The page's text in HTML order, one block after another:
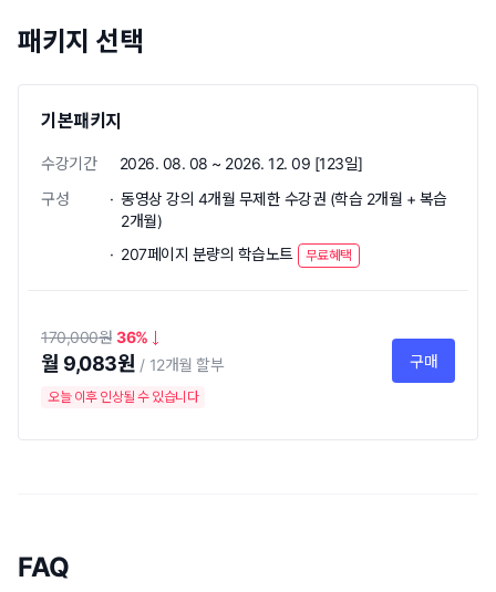
패키지 선택
기본패키지
수강기간
2026. 08. 08 ~ 2026. 12. 09 [123일]
구성
동영상 강의 4개월 무제한 수강권 (학습 2개월 + 복습
2개월)
207페이지 분량의 학습노트
무료혜택
170,000
36
12개월 할부
월 9,083원
오늘 이후 인상될 수 있습니다
구매
FAQ